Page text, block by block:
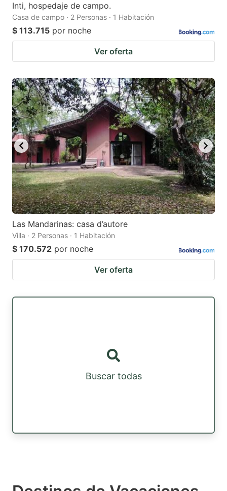
Inti, hospedaje de campo.
Casa de campo · 2 Personas · 1 Habitación
$ 113.715 por noche
Ver oferta
Las Mandarinas: casa d’autore
Villa · 2 Personas · 1 Habitación
$ 170.572 por noche
Ver oferta
Buscar todas